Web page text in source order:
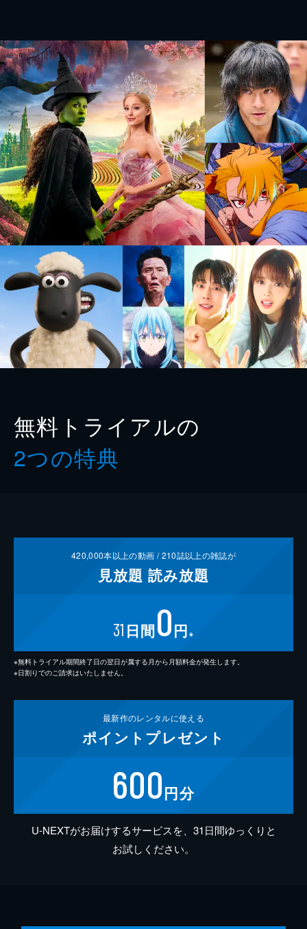
無料トライアルの
2つの特典
420,000本以上の動画 /210誌以上の雑誌が
見放題 読み放題
31 日間0円 ※
※無料トライアル期間終了日の翌日が属する月から月額料金が発生します。
※日割りでのご請求はいたしません。
最新作のレンタルに使える
ポイント プレゼント
600円分
U-NEXTがお届けするサービスを、31日間ゆっくりと
お試しください。